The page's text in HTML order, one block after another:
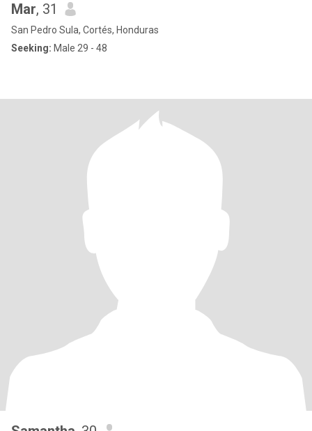
Mar, 31
San Pedro Sula, Cortés, Honduras
Seeking: Male 29 - 48